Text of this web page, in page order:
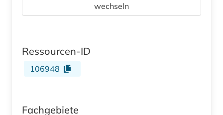
wechseln
Ressourcen-ID
106948
Fachgebiete